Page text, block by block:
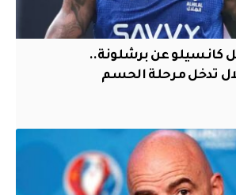
كانسيلو عن برشلونة..
تدخل مرحلة الحسم